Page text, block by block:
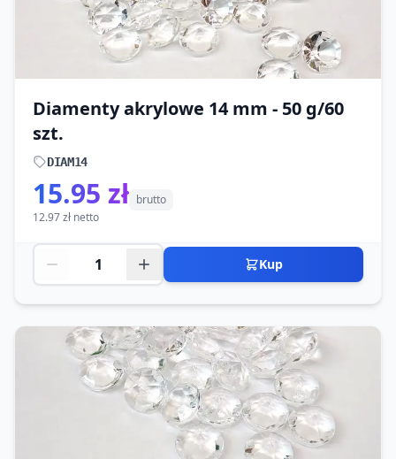
Diamenty akrylowe 14 mm - 50 g/60
szt.
DIAM14
15.95 zł brutto
12.97 zł netto
Kup